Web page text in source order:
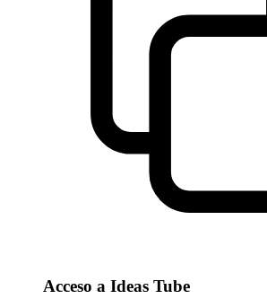
Acceso a Ideas Tube